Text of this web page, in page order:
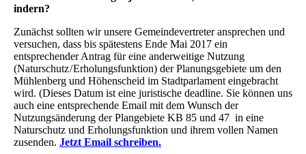
indern?
Zunächst sollten wir unsere Gemeindevertreter ansprechen und
versuchen, dass bis spätestens Ende Mai 2017 ein
entsprechender Antrag für eine anderweitige Nutzung
(Naturschutz / Erholungsfunktion) der Planungsgebiete um den
Mühlenberg und Höhenscheid im Stadtparlament eingebracht
wird. (Dieses Datum ist eine juristische deadline. Sie können uns
auch eine entsprechende Email mit dem Wunsch der
Nutzungsänderung der Plangebiete KB 85 und 47 in eine
Naturschutz und Erholungsfunktion und ihrem vollen Namen
zusenden. Jetzt Email schreiben.